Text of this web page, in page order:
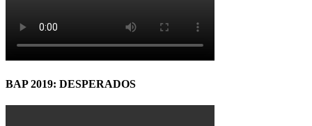
BAP 2019: DESPERADOS